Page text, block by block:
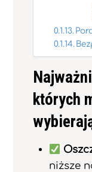
których
niższe